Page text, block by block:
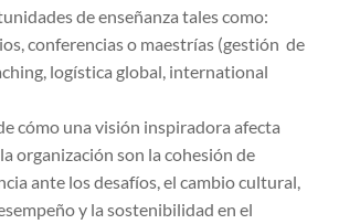
de enseñanza tales como:
conferencias o maestrías (gestión de
logística global, international
cómo una visión inspiradora afecta
organización son la cohesión de
ante los desafíos, el cambio cultural,
y la sostenibilidad en el